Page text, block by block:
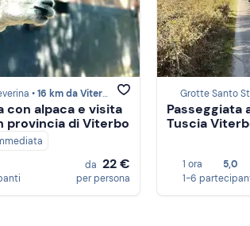
•16 km da Viterbo
con alpaca e visita
provincia di Viterbo
da 22 €
per persona
Grotte Santo
Passeggiata
Tuscia
1 ora
5,0
1-6